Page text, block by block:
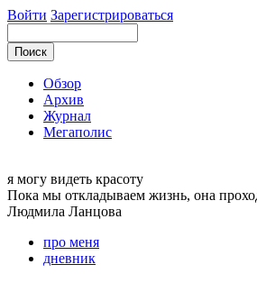
Войти Зарегистрироваться
Обзор
Архив
Журнал
Мегаполис
я могу видеть красоту
Пока мы откладываем жизнь, она
Людмила Ланцова
про меня
дневник